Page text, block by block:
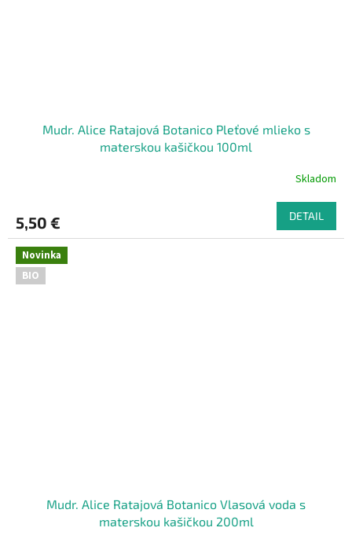
Mudr. Alice Ratajová Botanico Pleťové mlieko s
materskou kašičkou 100ml
Skladom
5,50 € DETAIL
Novinka
BIO
Mudr. Alice Ratajová Botanico Vlasová voda s
materskou kašičkou 200ml